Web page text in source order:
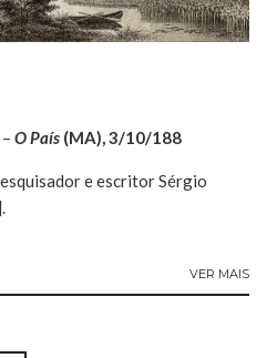
– O País (MA), 3/10/188
e escritor Sérgio
VER MAIS